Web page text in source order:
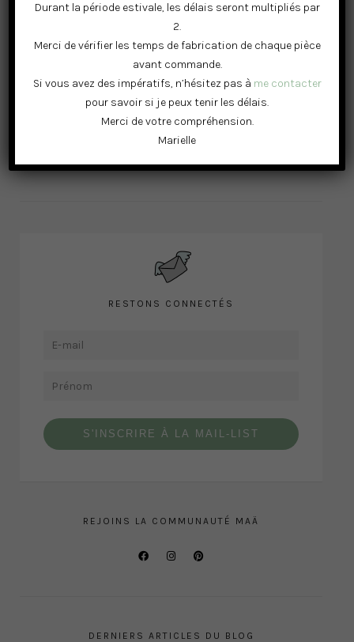
RESTONS CONNECTÉS
S'INSCRIRE À LA MAIL-LIST
REJOINS LA COMMUNAUTÉ MAÄ
DERNIERS ARTICLES DU BLOG
Durant la période estivale, les délais seront multipliés par
2.
Merci de vérifier les temps de fabrication de chaque pièce
avant commande.
Si vous avez des impératifs, n’hésitez pas à me contacter
pour savoir si je peux tenir les délais.
Merci de votre compréhension.
Marielle